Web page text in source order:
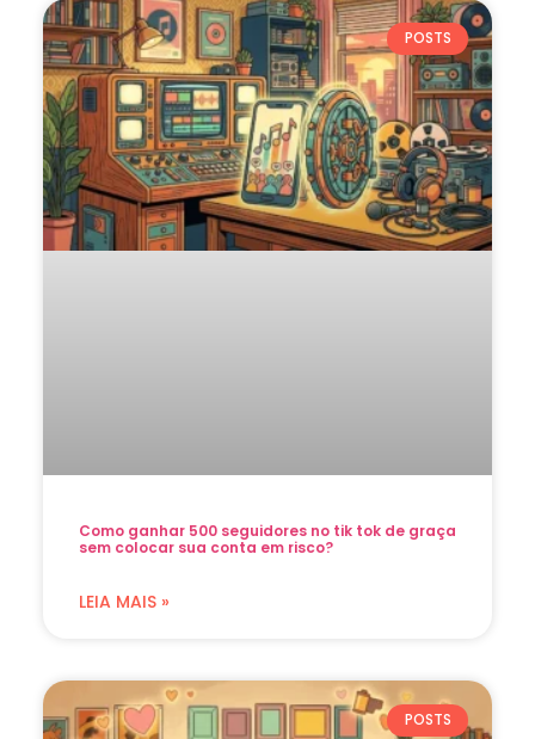
POSTS
Como ganhar 500 seguidores no tik tok de graça
sem colocar sua conta em risco?
LEIA MAIS »
POSTS